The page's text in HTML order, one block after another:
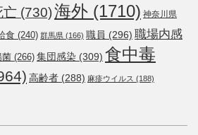
亡 (730)海外 (1710) 神奈川県
食 (240) 群馬県 (166) 職員 (296) 職場内感
菌 (266) 集団感染 (309) 食中毒
高齢者 (288) 麻疹ウイルス (188)